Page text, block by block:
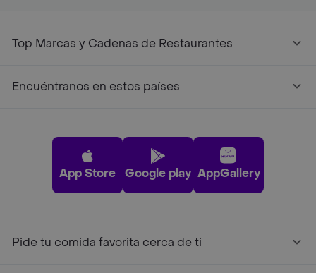
Top Marcas y Cadenas de Restaurantes
Encuéntranos en estos países
App Store Google play AppGallery
Pide tu comida favorita cerca de ti